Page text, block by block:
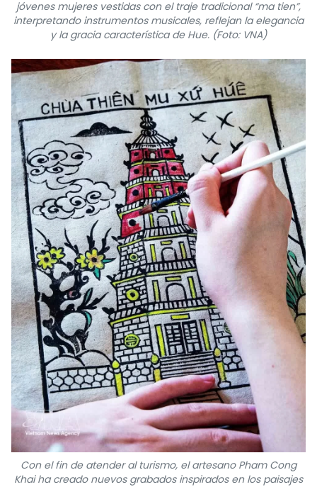
jóvenes mujeres vestidas con el traje tradicional “ma tien”,
interpretando instrumentos musicales, reflejan la elegancia
y la gracia característica de Hue. (Foto: VNA)
Con el fin de atender al turismo, el artesano Pham Cong
Khai ha creado nuevos grabados inspirados en los paisajes